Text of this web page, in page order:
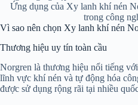
Ứng dụng của Xy lanh khí nén
trong công
Vì sao nên chọn Xy lanh khí nén
Thương hiệu uy tín toàn cầu
Norgren là thương hiệu nổi tiếng
lĩnh vực khí nén và tự động hóa
được sử dụng rộng rãi tại nhiều